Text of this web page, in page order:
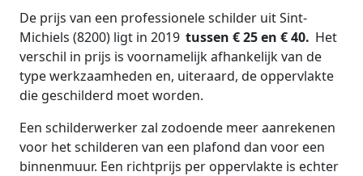
De prijs van een professionele schilder uit Sint-
Michiels (8200) ligt in 2019 tussen € 25 en € 40. Het
verschil in prijs is voornamelijk afhankelijk van de
type werkzaamheden en, uiteraard, de oppervlakte
die geschilderd moet worden.
Een schilderwerker zal zodoende meer aanrekenen
voor het schilderen van een plafond dan voor een
binnenmuur. Een richtprijs per oppervlakte is echter